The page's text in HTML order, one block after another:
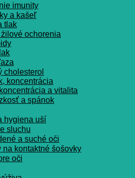
imunity
a kašeľ
tlak
ochorenia
cholesterol
koncentrácia
a vitalita
a spánok
hygiena uší
sluchu
a suché oči
na kontaktné šošovky
oči